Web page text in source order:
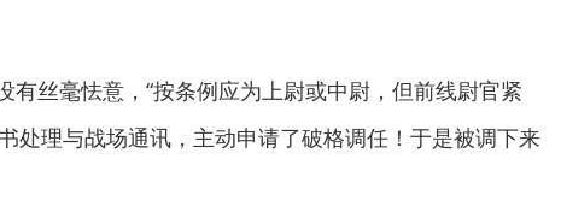
丝毫怯意，“按条例应为上尉或中尉，但前线尉官紧
处理与战场通讯，主动申请了破格调任！于是被调下来